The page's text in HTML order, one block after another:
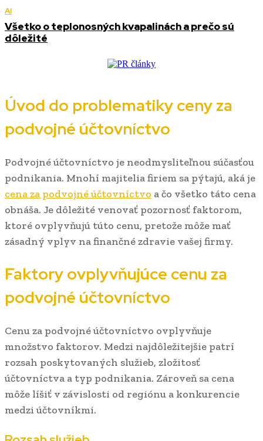
AI
Všetko o teplonosných kvapalinách a prečo sú
dôležité
Úvod do problematiky ceny za
podvojné účtovníctvo
Podvojné účtovníctvo je neodmysliteľnou súčasťou
podnikania. Mnohí majitelia firiem sa pýtajú, aká je
cena za podvojné účtovníctvo a čo všetko táto cena
obnáša. Je dôležité venovať pozornosť faktorom,
ktoré ovplyvňujú túto cenu, pretože môže mať
zásadný vplyv na finančné zdravie vašej firmy.
Faktory ovplyvňujúce cenu za
podvojné účtovníctvo
Cenu za podvojné účtovníctvo ovplyvňuje
množstvo faktorov. Medzi najdôležitejšie patrí
rozsah poskytovaných služieb, zložitosť
účtovníctva a typ podnikania. Zároveň sa cena
môže líšiť v závislosti od regiónu a konkurencie
medzi účtovníkmi.